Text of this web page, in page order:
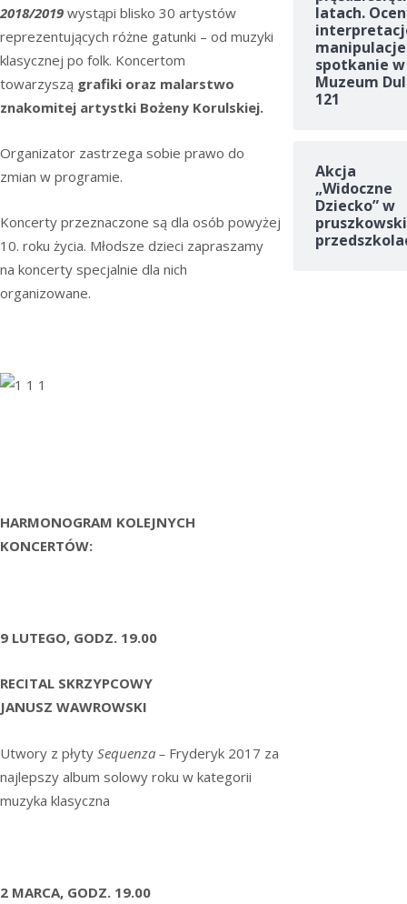
2018/2019 wystąpi blisko 30 artystów
reprezentujących różne gatunki – od muzyki
klasycznej po folk. Koncertom
towarzyszą grafiki oraz malarstwo
znakomitej artystki Bożeny Korulskiej.
Organizator zastrzega sobie prawo do
zmian w programie.
Koncerty przeznaczone są dla osób powyżej
10. roku życia. Młodsze dzieci zapraszamy
na koncerty specjalnie dla nich
organizowane.
HARMONOGRAM KOLEJNYCH
KONCERTÓW:
9 LUTEGO, GODZ. 19.00
RECITAL SKRZYPCOWY
JANUSZ WAWROWSKI
Utwory z płyty Sequenza – Fryderyk 2017 za
najlepszy album solowy roku w kategorii
muzyka klasyczna
2 MARCA, GODZ. 19.00
latach.
spotkanie w
Muzeum
121
Akcja
„Widoczne
Dziecko” w